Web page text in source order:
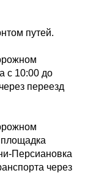
путей.
с 10:00 до
переезд
Персиановка
через